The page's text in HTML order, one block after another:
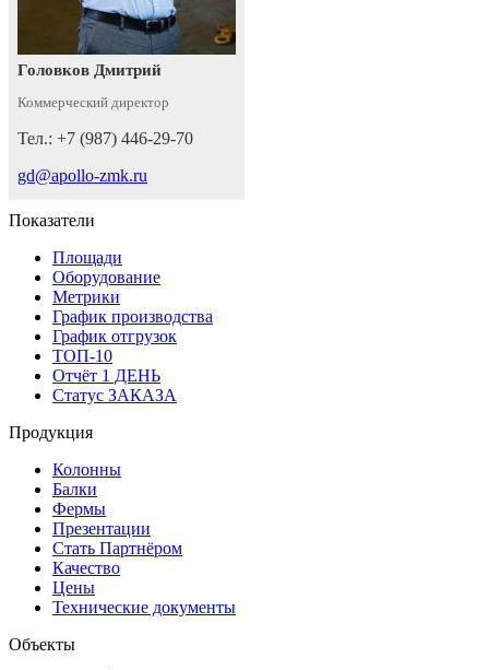
Головков Дмитрий
Коммерческий директор
Тел.: +7 (987) 446-29-70
gd@apollo-zmk.ru
Показатели
Площади
Оборудование
Метрики
График производства
График отгрузок
ТОП-10
Отчёт 1 ДЕНЬ
Статус ЗАКАЗА
Продукция
Колонны
Балки
Фермы
Презентации
Стать Партнёром
Качество
Цены
Технические документы
Объекты